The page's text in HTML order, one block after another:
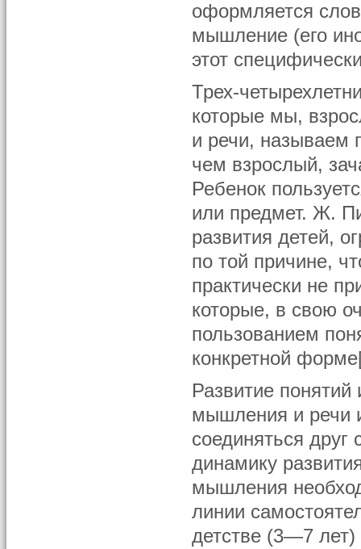
оформляется
мышление (его
этот
Трех-
которые мы,
и речи, называем
чем взрослый,
Ребенок
или предмет. Ж.
развития детей,
по той причине,
практически не
которые, в свою
пользованием
конкретной
Развитие
мышления и речи
соединяться
динамику
мышления
линии
детстве (3—7 лет)